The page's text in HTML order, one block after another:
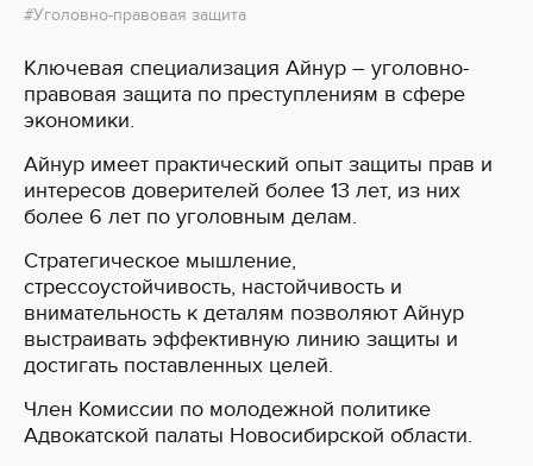
Уголовно-правовая защита
Ключевая специализация Айнур – уголовно-
правовая защита по преступлениям в сфере
экономики.
Айнур имеет практический опыт защиты прав и
интересов доверителей более 13 лет, из них
более 6 лет по уголовным делам.
Стратегическое мышление,
стрессоустойчивость, настойчивость и
внимательность к деталям позволяют Айнур
выстраивать эффективную линию защиты и
достигать поставленных целей.
Член Комиссии по молодежной политике
Адвокатской палаты Новосибирской области.